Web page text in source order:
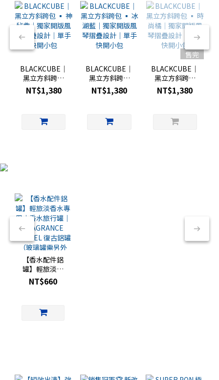
BLACKCUBE｜
黑立方斜跨包
▪︎ 神秘紫｜獨
家開版風琴摺疊
NT$1,380
BLACKCUBE｜
黑立方斜跨包
▪︎ 冰湖藍｜獨
家開版風琴摺疊
NT$1,380
售完
BLACKCUBE｜
黑立方斜跨包
▪︎ 時尚橘｜獨
家開版風琴摺疊
NT$1,380
【香水配件鋁
罐】輕旅淡香
水專用｜香水
旅行罐｜
鋁罐（玻璃罐
NT$660